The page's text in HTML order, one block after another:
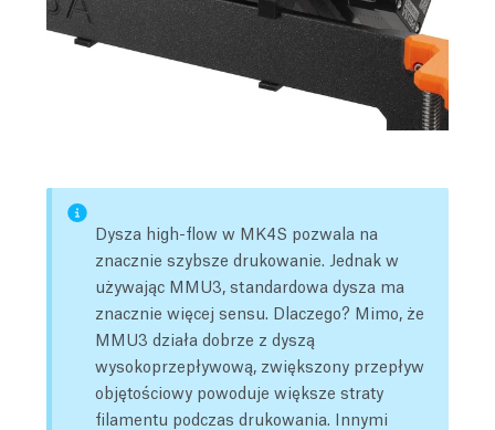
Dysza high-flow w MK4S pozwala na
znacznie szybsze drukowanie. Jednak w
używając MMU3, standardowa dysza ma
znacznie więcej sensu. Dlaczego? Mimo, że
MMU3 działa dobrze z dyszą
wysokoprzepływową, zwiększony przepływ
objętościowy powoduje większe straty
filamentu podczas drukowania. Innymi